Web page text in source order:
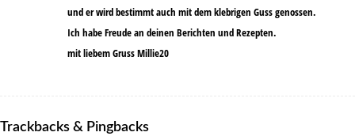
und er wird bestimmt auch mit dem klebrigen Guss genossen.
Ich habe Freude an deinen Berichten und Rezepten.
mit liebem Gruss Millie20
Trackbacks & Pingbacks